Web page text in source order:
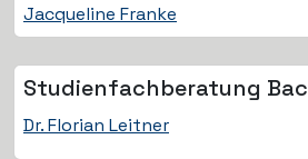
Jacqueline Franke
Studienfach­beratung
Dr. Florian Leitner